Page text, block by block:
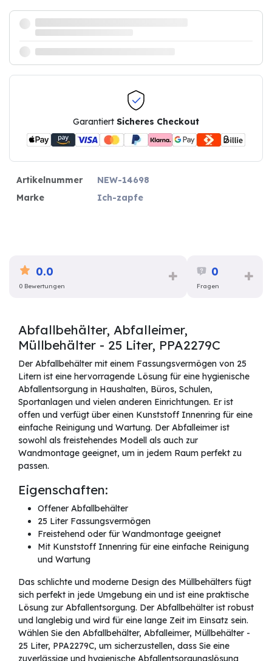
Garantiert Sicheres Checkout
Artikelnummer
NEW-14698
Marke
Ich-zapfe
0.0
0 Bewertungen
0
Fragen
Abfallbehälter, Abfalleimer,
Müllbehälter - 25 Liter, PPA2279C
Der Abfallbehälter mit einem Fassungsvermögen von 25
Litern ist eine hervorragende Lösung für eine hygienische
Abfallentsorgung in Haushalten, Büros, Schulen,
Sportanlagen und vielen anderen Einrichtungen. Er ist
offen und verfügt über einen Kunststoff Innenring für eine
einfache Reinigung und Wartung. Der Abfalleimer ist
sowohl als freistehendes Modell als auch zur
Wandmontage geeignet, um in jedem Raum perfekt zu
passen.
Eigenschaften:
Offener Abfallbehälter
25 Liter Fassungsvermögen
Freistehend oder für Wandmontage geeignet
Mit Kunststoff Innenring für eine einfache Reinigung
und Wartung
Das schlichte und moderne Design des Müllbehälters fügt
sich perfekt in jede Umgebung ein und ist eine praktische
Lösung zur Abfallentsorgung. Der Abfallbehälter ist robust
und langlebig und wird für eine lange Zeit im Einsatz sein.
Wählen Sie den Abfallbehälter, Abfalleimer, Müllbehälter -
25 Liter, PPA2279C, um sicherzustellen, dass Sie eine
zuverlässige und hygienische Abfallentsorgungslösung